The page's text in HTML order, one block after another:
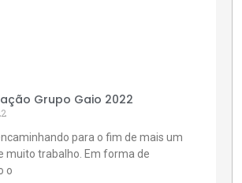
Grupo Gaio 2022
para o fim de mais um
muito trabalho. Em forma de
o